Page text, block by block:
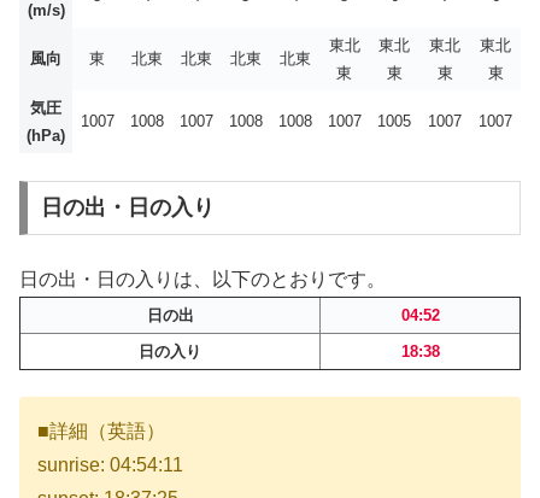
(m/s)
風向 東 北東 北東 北東 北東
東北
東
東北
東
東北
東
東北
東
気圧
(hPa)
1007 1008 1007 1008 1008 1007 1005 1007 1007
日の出・日の入り
日の出・日の入りは、以下のとおりです。
日の出
04:52
日の入り
18:38
■詳細（英語）
sunrise: 04:54:11